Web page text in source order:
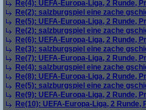
Re(4): UEFA-Europa-Liga, 2 Runde,
Re(2): salzburgspiel eine zache
Re(5): UEFA-Europa-Liga, 2 Runde,
Re(2): salzburgspiel eine zache
Re(6): UEFA-Europa-Liga, 2 Runde,
Re(3): salzburgspiel eine zache
Re(7): UEFA-Europa-Liga, 2 Runde,
Re(4): salzburgspiel eine zache
Re(8): UEFA-Europa-Liga, 2 Runde,
Re(5): salzburgspiel eine zache
Re(9): UEFA-Europa-Liga, 2 Runde,
Re(10): UEFA-Europa-Liga, 2 Runde,